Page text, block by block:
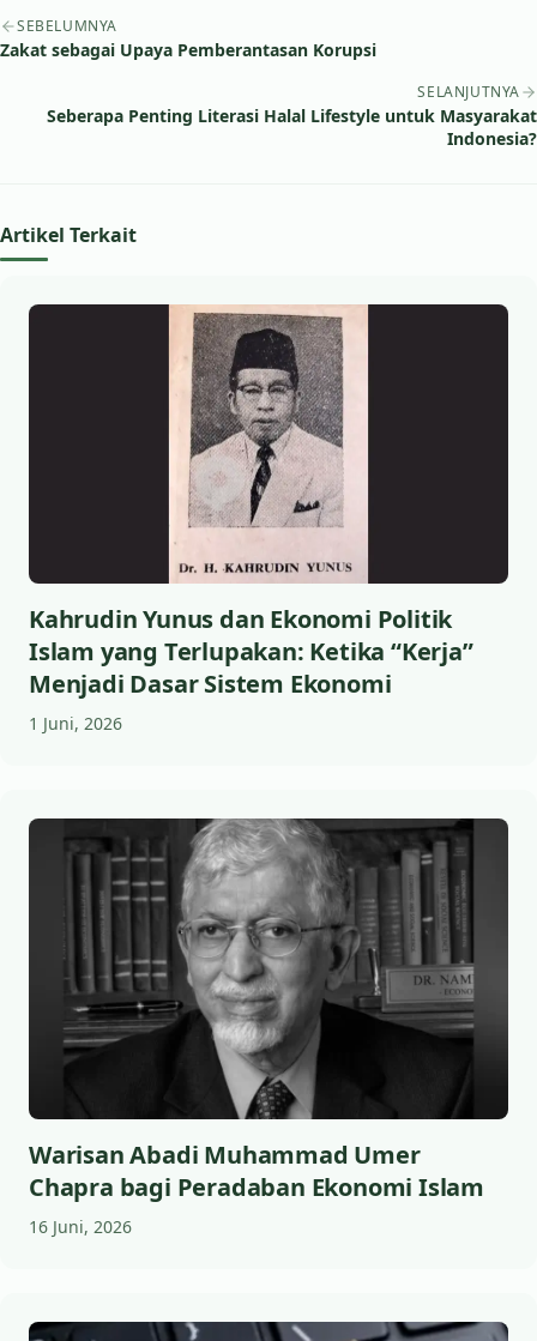
Navigasi artikel
SEBELUMNYA
Zakat sebagai Upaya Pemberantasan Korupsi
SELANJUTNYA
Seberapa Penting Literasi Halal Lifestyle untuk Masyarakat
Indonesia?
Artikel Terkait
Kahrudin Yunus dan Ekonomi Politik
Islam yang Terlupakan: Ketika “Kerja”
Menjadi Dasar Sistem Ekonomi
1 Juni, 2026
Warisan Abadi Muhammad Umer
Chapra bagi Peradaban Ekonomi Islam
16 Juni, 2026